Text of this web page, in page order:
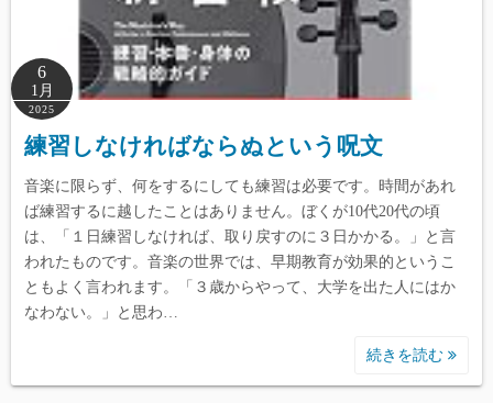
6
1月
2025
練習しなければならぬという呪文
音楽に限らず、何をするにしても練習は必要です。時間があれ
ば練習するに越したことはありません。ぼくが10代20代の頃
は、「１日練習しなければ、取り戻すのに３日かかる。」と言
われたものです。音楽の世界では、早期教育が効果的というこ
ともよく言われます。「３歳からやって、大学を出た人にはか
なわない。」と思わ…
続きを読む